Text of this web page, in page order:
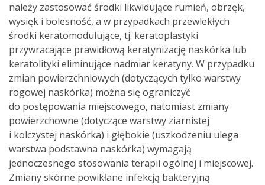
należy zastosować środki likwidujące rumień, obrzęk,
wysięk i bolesność, a w przypadkach przewlekłych
środki keratomodulujące, tj. keratoplastyki
przywracające prawidłową keratynizację naskórka lub
keratolityki eliminujące nadmiar keratyny. W przypadku
zmian powierzchniowych (dotyczących tylko warstwy
rogowej naskórka) można się ograniczyć
do postępowania miejscowego, natomiast zmiany
powierzchowne (dotyczące warstwy ziarnistej
i kolczystej naskórka) i głębokie (uszkodzeniu ulega
warstwa podstawna naskórka) wymagają
jednoczesnego stosowania terapii ogólnej i miejscowej.
Zmiany skórne powikłane infekcją bakteryjną